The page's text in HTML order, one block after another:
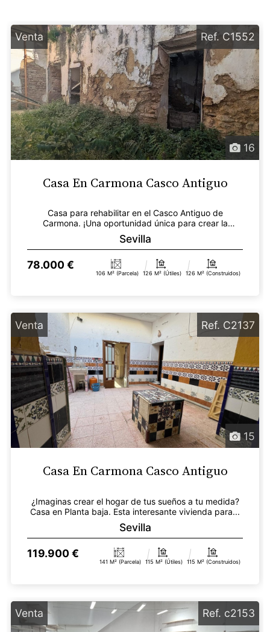
Venta
16
Ref. C1552
Casa En Carmona Casco Antiguo
Casa para rehabilitar en el Casco Antiguo de
Carmona. ¡Una oportunidad única para crear la
vivienda de tu...
Sevilla
78.000 €
106 M² (parcela) 126 M² (útiles) 126 M² (construidos)
Venta
15
Ref. C2137
Casa En Carmona Casco Antiguo
¿Imaginas crear el hogar de tus sueños a tu medida?
Casa en Planta baja. Esta interesante vivienda para...
Sevilla
119.900 €
141 M² (parcela) 115 M² (útiles) 115 M² (construidos)
Venta Ref. c2153